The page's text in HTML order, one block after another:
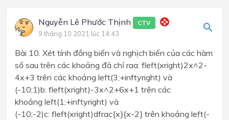
Nguyễn Lê Phước Thịnh CTV
9 tháng 10 2021 lúc 14:43
Bài 10. Xét tính đồng biến và nghịch biến của các hàm
số sau trên các khoảng đã chỉ raa: fleft(xright)2x^2-
4x+3 trên các khoảng left(3;+inftyright) và
(-10;1)b: fleft(xright)-3x^2+6x+1 trên các
khoảng left(1;+inftyright) và
(-10;-2)c: fleft(xright)dfrac{x}{x-2} trên khoảng left(-